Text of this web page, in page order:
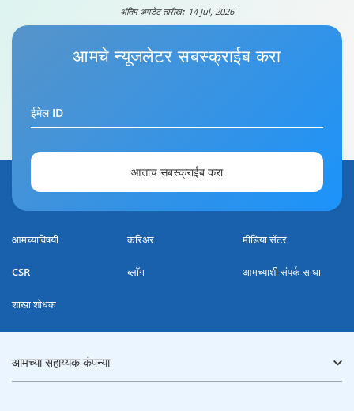
टाटा कॅपिटल पर्सनल लोनसाठी तुमचे गाईड
अंतिम अपडेट तारीख: 14 Jul, 2026
आमचेन्यूजलेटर सबस्क्राईब करा
ईमेल ID
आत्ताच सबस्क्राईब करा
आमच्याविषयी करिअर मीडिया सेंटर
CSR ब्लॉग आमच्याशी संपर्क साधा
शाखा शोधक
आमच्या सहाय्यक कंपन्या